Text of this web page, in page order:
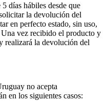
días hábiles desde que
la devolución del
en perfecto estado, sin uso,
vez recibido el producto y
realizará la devolución del
no acepta
en los siguientes casos: